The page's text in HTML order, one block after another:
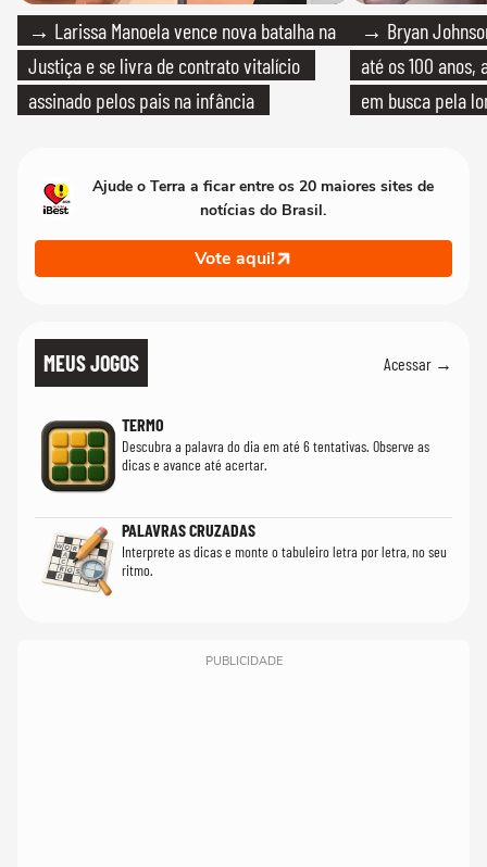
→ Larissa Manoela vence nova batalha na
Justiça e se livra de contrato vitalício
assinado pelos pais na infância
→ Bryan
até os 100
em busca pela
Ajude o Terra a ficar entre os 20 maiores sites de
notícias do Brasil.
Vote aqui!
MEUS JOGOS Acessar →
TERMO
Descubra a palavra do dia em até 6 tentativas. Observe as
dicas e avance até acertar.
PALAVRAS CRUZADAS
Interprete as dicas e monte o tabuleiro letra por letra, no seu
ritmo.
PUBLICIDADE